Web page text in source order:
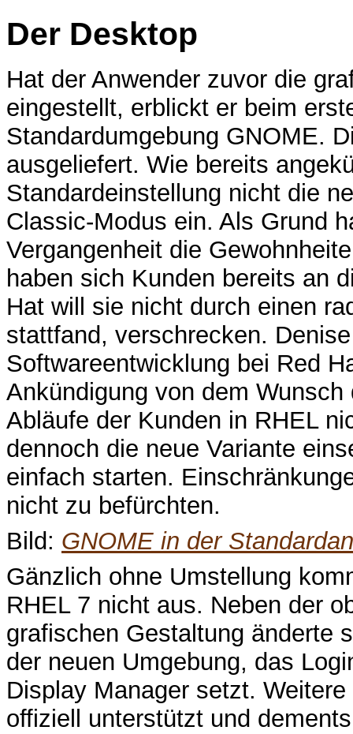
Der Desktop
Hat der Anwender zuvor die
eingestellt, erblickt er beim
Standardumgebung GNOME.
ausgeliefert. Wie bereits
Standardeinstellung nicht die
Classic-Modus ein. Als Grund
Vergangenheit die
haben sich Kunden bereits an
Hat will sie nicht durch einen
stattfand, verschrecken.
Softwareentwicklung bei Red
Ankündigung von dem
Abläufe der Kunden in RHEL
dennoch die neue Variante
einfach starten.
nicht zu befürchten.
Bild: GNOME in der
Gänzlich ohne Umstellung
RHEL 7 nicht aus. Neben der
grafischen Gestaltung änderte
der neuen Umgebung, das
Display Manager setzt.
offiziell unterstützt und